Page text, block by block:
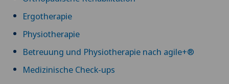
Ergotherapie
Physiotherapie
Betreuung und Physiotherapie nach agile+®
Medizinische Check-ups